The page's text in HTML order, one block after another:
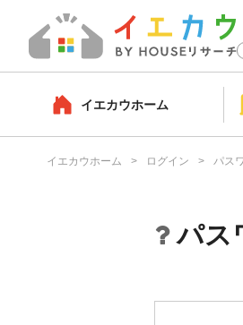
イエカウホーム
イエカウホーム ログイン パス
パス